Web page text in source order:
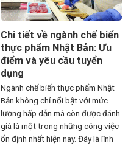
Chi tiết về ngành chế biến
thực phẩm Nhật Bản: Ưu
điểm và yêu cầu tuyển
dụng
Ngành chế biến thực phẩm Nhật
Bản không chỉ nổi bật với mức
lương hấp dẫn mà còn được đánh
giá là một trong những công việc
ổn định nhất hiện nay. Đây là lĩnh